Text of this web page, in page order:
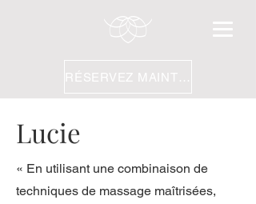
RÉSERVEZ MAINTENANT
Lucie
« En utilisant une combinaison de
techniques de massage maîtrisées,